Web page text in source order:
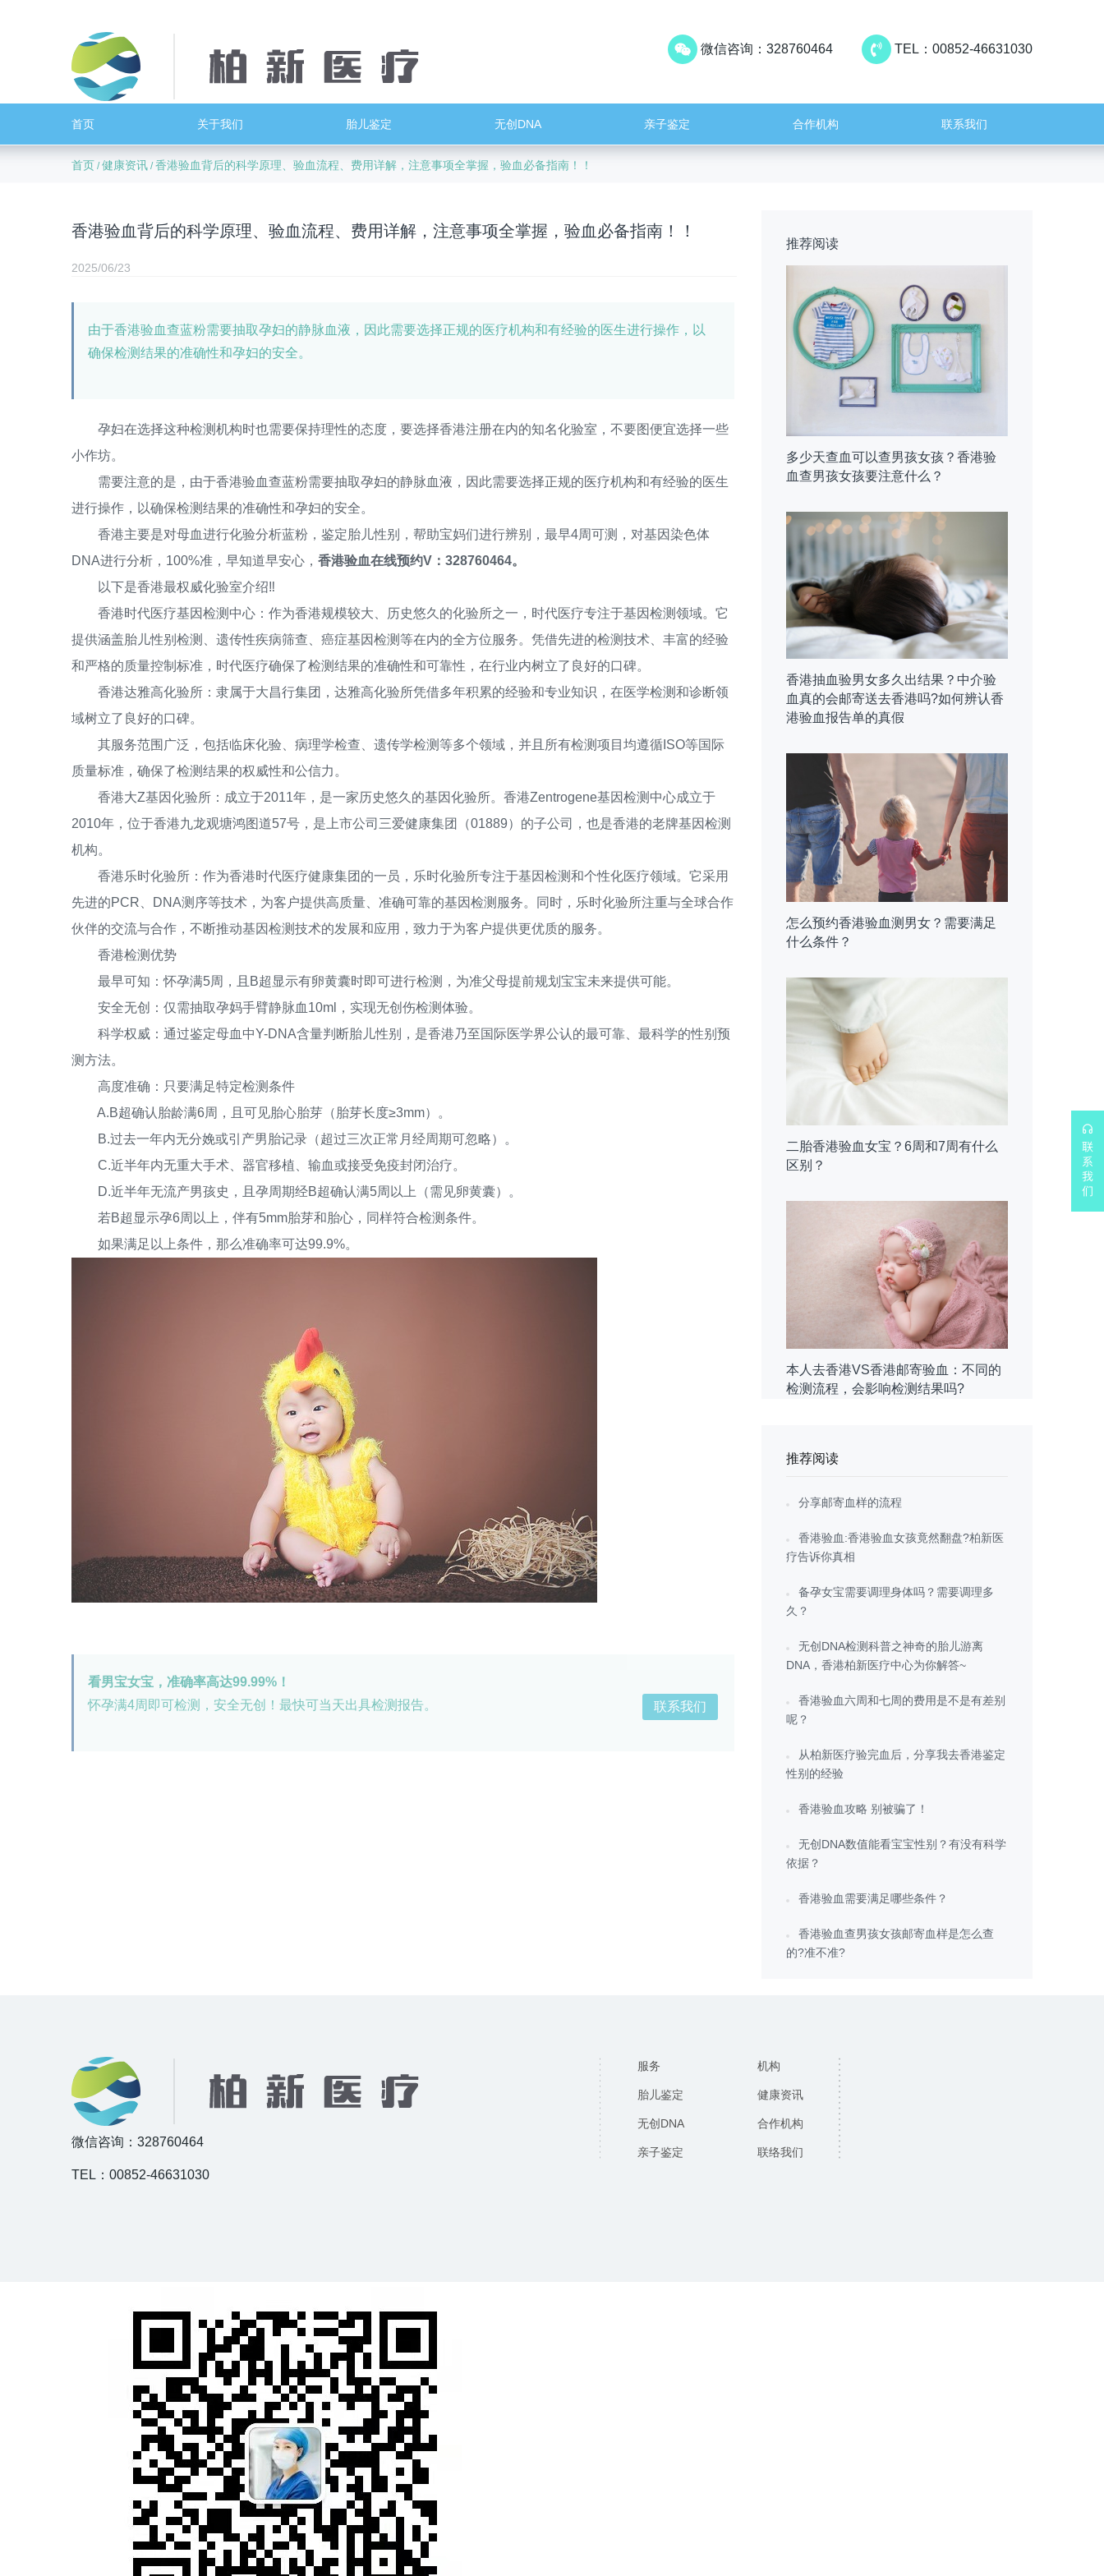
TEL：00852-46631030
微信咨询：328760464
首页 关于我们 胎儿鉴定 无创DNA 亲子鉴定 合作机构 联系我们
首页 /健康资讯 /香港验血背后的科学原理、验血流程、费用详解，注意事项全掌握，验血必备指南！！
香港验血背后的科学原理、验血流程、费用详解，注意事项全掌握，验血必备指南！！
2025/06/23
由于香港验血查蓝粉需要抽取孕妇的静脉血液，因此需要选择正规的医疗机构和有经验的医生进行操作，以
确保检测结果的准确性和孕妇的安全。
孕妇在选择这种检测机构时也需要保持理性的态度，要选择香港注册在内的知名化验室，不要图便宜选择一些
小作坊。
需要注意的是，由于香港验血查蓝粉需要抽取孕妇的静脉血液，因此需要选择正规的医疗机构和有经验的医生
进行操作，以确保检测结果的准确性和孕妇的安全。
香港主要是对母血进行化验分析蓝粉，鉴定胎儿性别，帮助宝妈们进行辨别，最早4周可测，对基因染色体
DNA进行分析，100%准，早知道早安心， 香港验血在线预约V：328760464。
以下是香港最权威化验室介绍‼️
香港时代医疗基因检测中心：作为香港规模较大、历史悠久的化验所之一，时代医疗专注于基因检测领域。它
提供涵盖胎儿性别检测、遗传性疾病筛查、癌症基因检测等在内的全方位服务。凭借先进的检测技术、丰富的经验
和严格的质量控制标准，时代医疗确保了检测结果的准确性和可靠性，在行业内树立了良好的口碑。
香港达雅高化验所：隶属于大昌行集团，达雅高化验所凭借多年积累的经验和专业知识，在医学检测和诊断领
域树立了良好的口碑。
其服务范围广泛，包括临床化验、病理学检查、遗传学检测等多个领域，并且所有检测项目均遵循ISO等国际
质量标准，确保了检测结果的权威性和公信力。
香港大Z基因化验所：成立于2011年，是一家历史悠久的基因化验所。香港Zentrogene基因检测中心成立于
2010年，位于香港九龙观塘鸿图道57号，是上市公司三爱健康集团（01889）的子公司，也是香港的老牌基因检测
机构。
香港乐时化验所：作为香港时代医疗健康集团的一员，乐时化验所专注于基因检测和个性化医疗领域。它采用
先进的PCR、DNA测序等技术，为客户提供高质量、准确可靠的基因检测服务。同时，乐时化验所注重与全球合作
伙伴的交流与合作，不断推动基因检测技术的发展和应用，致力于为客户提供更优质的服务。
香港检测优势
最早可知：怀孕满5周，且B超显示有卵黄囊时即可进行检测，为准父母提前规划宝宝未来提供可能。
安全无创：仅需抽取孕妈手臂静脉血10ml，实现无创伤检测体验。
科学权威：通过鉴定母血中Y-DNA含量判断胎儿性别，是香港乃至国际医学界公认的最可靠、最科学的性别预
测方法。
高度准确：只要满足特定检测条件
A.B超确认胎龄满6周，且可见胎心胎芽（胎芽长度≥3mm）。
B.过去一年内无分娩或引产男胎记录（超过三次正常月经周期可忽略）。
C.近半年内无重大手术、器官移植、输血或接受免疫封闭治疗。
D.近半年无流产男孩史，且孕周期经B超确认满5周以上（需见卵黄囊）。
若B超显示孕6周以上，伴有5mm胎芽和胎心，同样符合检测条件。
如果满足以上条件，那么准确率可达99.9%。
看男宝女宝，准确率高达99.99%！
怀孕满4周即可检测，安全无创！最快可当天出具检测报告。
联系我们
推荐阅读
多少天查血可以查男孩女孩？香港验
血查男孩女孩要注意什么？
香港抽血验男女多久出结果？中介验
血真的会邮寄送去香港吗?如何辨认香
港验血报告单的真假
怎么预约香港验血测男女？需要满足
什么条件？
二胎香港验血女宝？6周和7周有什么
区别？
本人去香港VS香港邮寄验血：不同的
检测流程，会影响检测结果吗?
推荐阅读
分享邮寄血样的流程
香港验血:香港验血女孩竟然翻盘?柏新医
疗告诉你真相
备孕女宝需要调理身体吗？需要调理多
久？
无创DNA检测科普之神奇的胎儿游离
DNA，香港柏新医疗中心为你解答~
香港验血六周和七周的费用是不是有差别
呢？
从柏新医疗验完血后，分享我去香港鉴定
性别的经验
香港验血攻略 别被骗了！
无创DNA数值能看宝宝性别？有没有科学
依据？
香港验血需要满足哪些条件？
香港验血查男孩女孩邮寄血样是怎么查
的?准不准?
微信咨询：328760464
TEL：00852-46631030
服务
胎儿鉴定
无创DNA
亲子鉴定
机构
健康资讯
合作机构
联络我们